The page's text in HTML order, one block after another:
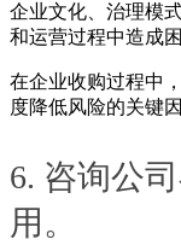
企业文化、治理模
和运营过程中造成困
在企业收购过程中
度降低风险的关键因
6. 咨询公
用。